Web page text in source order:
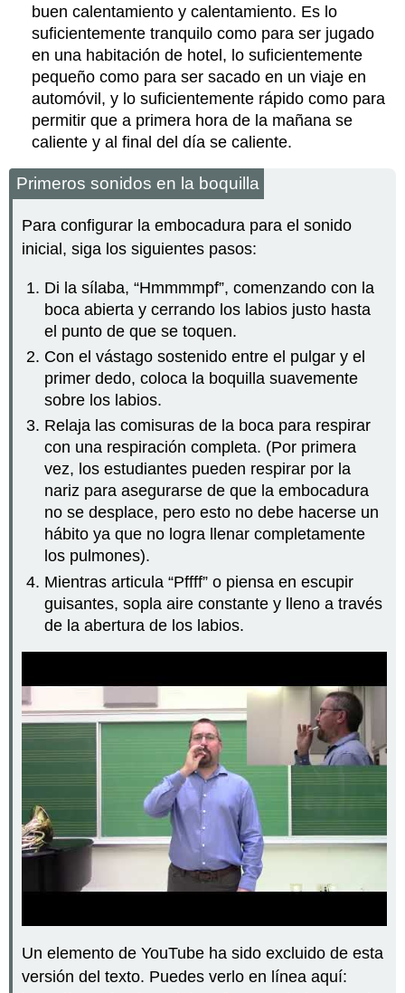
buen calentamiento y calentamiento. Es lo
suficientemente tranquilo como para ser jugado
en una habitación de hotel, lo suficientemente
pequeño como para ser sacado en un viaje en
automóvil, y lo suficientemente rápido como para
permitir que a primera hora de la mañana se
caliente y al final del día se caliente.
Primeros sonidos en la boquilla
Para configurar la embocadura para el sonido
inicial, siga los siguientes pasos:
Di la sílaba, “Hmmmmpf”, comenzando con la
boca abierta y cerrando los labios justo hasta
el punto de que se toquen.
Con el vástago sostenido entre el pulgar y el
primer dedo, coloca la boquilla suavemente
sobre los labios.
Relaja las comisuras de la boca para respirar
con una respiración completa. (Por primera
vez, los estudiantes pueden respirar por la
nariz para asegurarse de que la embocadura
no se desplace, pero esto no debe hacerse un
hábito ya que no logra llenar completamente
los pulmones).
Mientras articula “Pffff” o piensa en escupir
guisantes, sopla aire constante y lleno a través
de la abertura de los labios.
Un elemento de YouTube ha sido excluido de esta
versión del texto. Puedes verlo en línea aquí: